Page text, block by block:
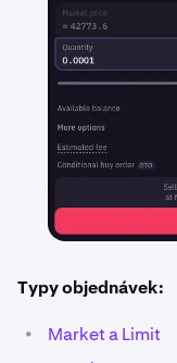
Typy objednávek:
• Market a Limit